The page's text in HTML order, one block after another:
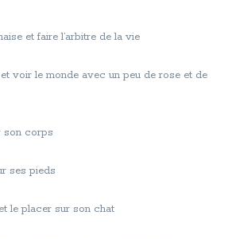
et faire l’arbitre de la vie
voir le monde avec un peu de rose et de
son corps
ses pieds
le placer sur son chat